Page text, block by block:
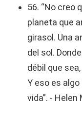
56. “No creo
planeta que
girasol. Una
del sol.
débil que
Y eso es
vida”. - Helen